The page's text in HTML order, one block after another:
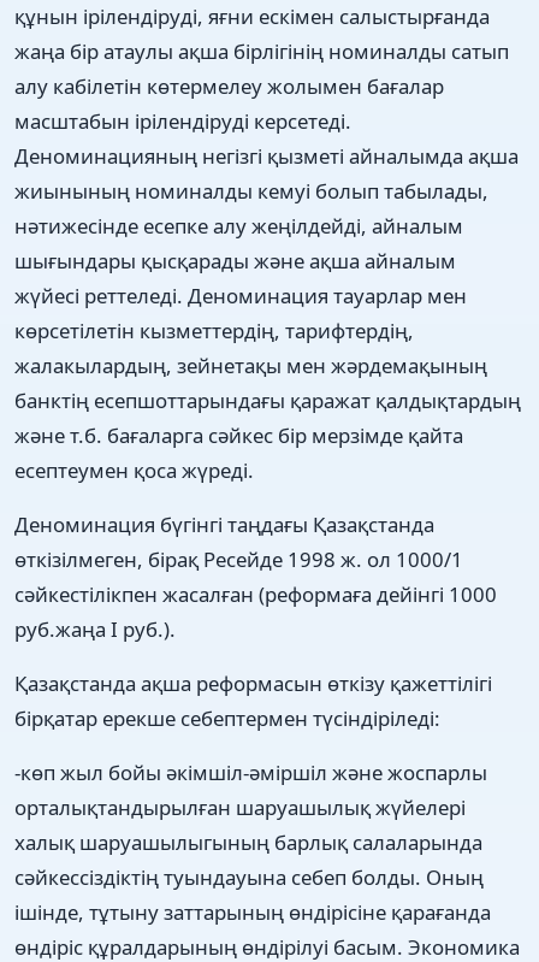
құнын ірілендіруді, яғни ескімен салыстырғанда
жаңа бір атаулы ақша бірлігінің номиналды сатып
алу кабілетін көтермелеу жолымен бағалар
масштабын ірілендіруді керсетеді.
Деноминацияның негізгі қызметі айналымда ақша
жиынының номиналды кемуі болып табылады,
нәтижесінде есепке алу жеңілдейді, айналым
шығындары қысқарады және ақша айналым
жүйесі реттеледі. Деноминация тауарлар мен
көрсетілетін кызметтердің, тарифтердің,
жалакылардың, зейнетақы мен жәрдемақының
банктің есепшоттарындағы қаражат қалдықтардың
және т.б. бағаларга сәйкес бір мерзімде қайта
есептеумен қоса жүреді.
Деноминация бүгінгі таңдағы Қазақстанда
өткізілмеген, бірақ Ресейде 1998 ж. ол 1000/1
сәйкестілікпен жасалған (реформаға дейінгі 1000
руб.жаңа I руб.).
Қазақстанда ақша реформасын өткізу қажеттілігі
бірқатар ерекше себептермен түсіндіріледі:
-көп жыл бойы әкімшіл-әміршіл және жоспарлы
орталықтандырылған шаруашылық жүйелері
халық шаруашылыгының барлық салаларында
сәйкессіздіктің туындауына себеп болды. Оның
ішінде, тұтыну заттарының өндірісіне қарағанда
өндіріс құралдарының өндірілуі басым. Экономика